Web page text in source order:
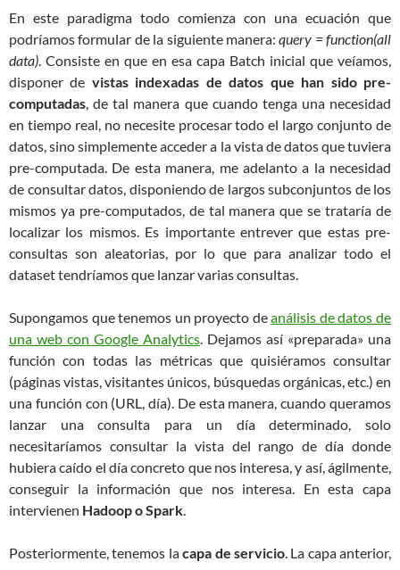
En este paradigma todo comienza con una ecuación que
podríamos formular de la siguiente manera:query = function(all
data). Consiste en que en esa capa Batch inicial que veíamos,
disponer de vistas indexadas de datos que han sido pre-
computadas, de tal manera que cuando tenga una necesidad
en tiempo real, no necesite procesar todo el largo conjunto de
datos, sino simplemente acceder a la vista de datos que tuviera
pre-computada. De esta manera, me adelanto a la necesidad
de consultar datos, disponiendo de largos subconjuntos de los
mismos ya pre-computados, de tal manera que se trataría de
localizar los mismos. Es importante entrever que estas pre-
consultas son aleatorias, por lo que para analizar todo el
dataset tendríamos que lanzar varias consultas.
Supongamos que tenemos un proyecto deanálisis de datos de
una web con Google Analytics. Dejamos así «preparada» una
función con todas las métricas que quisiéramos consultar
(páginas vistas, visitantes únicos, búsquedas orgánicas, etc.) en
una función con (URL, día). De esta manera, cuando queramos
lanzar una consulta para un día determinado, solo
necesitaríamos consultar la vista del rango de día donde
hubiera caído el día concreto que nos interesa, y así, ágilmente,
conseguir la información que nos interesa. En esta capa
intervienen Hadoop o Spark.
Posteriormente, tenemos lacapa de servicio. La capa anterior,